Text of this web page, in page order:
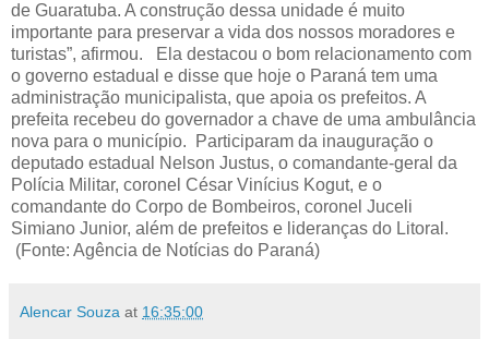
de Guaratuba. A construção dessa unidade é muito
importante para preservar a vida dos nossos moradores e
turistas”, afirmou. Ela destacou o bom relacionamento com
o governo estadual e disse que hoje o Paraná tem uma
administração municipalista, que apoia os prefeitos. A
prefeita recebeu do governador a chave de uma ambulância
nova para o município. Participaram da inauguração o
deputado estadual Nelson Justus, o comandante-geral da
Polícia Militar, coronel César Vinícius Kogut, e o
comandante do Corpo de Bombeiros, coronel Juceli
Simiano Junior, além de prefeitos e lideranças do Litoral.
(Fonte: Agência de Notícias do Paraná)
Alencar Souza at 16:35:00